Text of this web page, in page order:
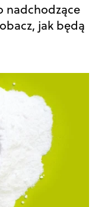
nadchodzące
jak będą